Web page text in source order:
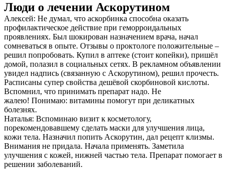
Люди о лечении Аскорутином
Алексей: Не думал, что аскорбинка способна оказать
профилактическое действие при геморроидальных
проявлениях. Был шокирован назначением врача, начал
сомневаться в опыте. Отзывы о проктологе положительные –
решил попробовать. Купил в аптеке (стоит копейки), пришёл
домой, полазил в социальных сетях. В рекламном объявлении
увидел надпись (связанную с Аскорутином), решил прочесть.
Расписаны супер свойства дешёвой скорбиновой кислоты.
Вспомнил, что принимать препарат надо. Не
жалею! Понимаю: витамины помогут при деликатных
болезнях.
Наталья: Вспоминаю визит к косметологу,
порекомендовавшему сделать маски для улучшения лица,
кожи тела. Назначил попить Аскорутин, дал рецепт клизмы.
Внимания не придала. Начала применять. Заметила
улучшения с кожей, нижней частью тела. Препарат помогает в
решении заболеваний.